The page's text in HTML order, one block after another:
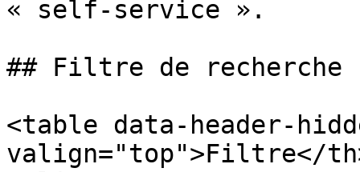
« self-service ».
## Filtre de recherche
<table data-header-
valign="top">Filtre</